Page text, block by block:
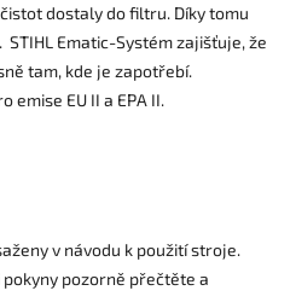
dostaly do filtru. Díky tomu
Ematic-Systém zajišťuje, že
tam, kde je zapotřebí.
emise EU II a EPA II.
v návodu k použití stroje.
pozorně přečtěte a